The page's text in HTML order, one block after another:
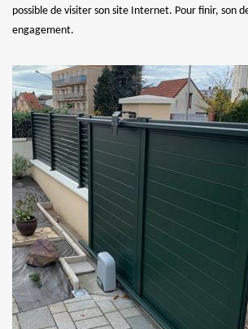
possible de visiter son site Internet. Pour finir, son
engagement.